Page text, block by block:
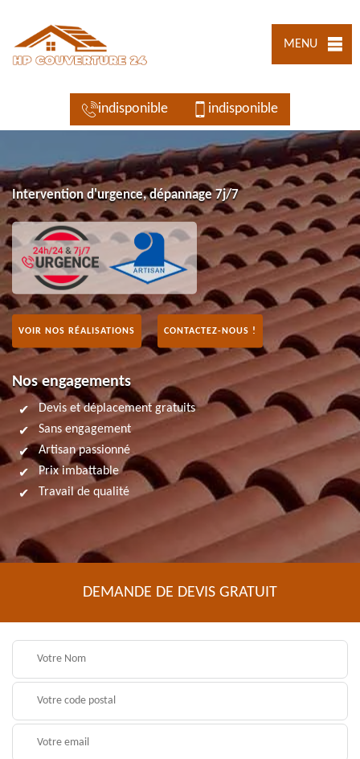
MENU
indisponible indisponible
Intervention d'urgence, dépannage 7j/7
VOIR NOS RÉALISATIONS CONTACTEZ-NOUS !
Nos engagements
Devis et déplacement gratuits
Sans engagement
Artisan passionné
Prix imbattable
Travail de qualité
DEMANDE DE DEVIS GRATUIT